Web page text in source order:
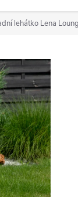
lehátko Lena